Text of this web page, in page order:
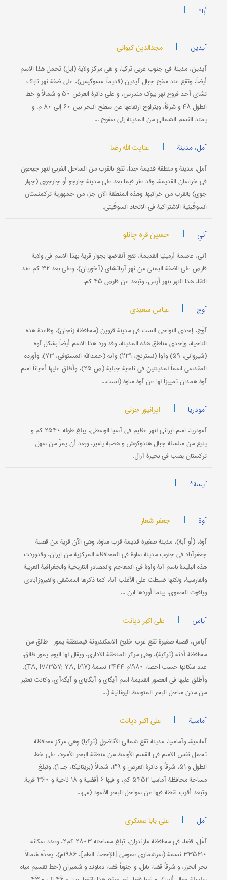
أبا* |
آیدین | مجدالدین کیواني
آیدین، مدینة في جنوب غربي ترکیا، و هي مرکز ولایة (ایل) تحمل هذا الاسم
أیضاً، وتقع عند سفح جبال آیدین (قدیماً: مسوگیس)، علی ضفة نهر تاباک
تشای أحد فروع نهر بیوک مندرس، و علی دائرة العرض ۵۰َ و شمالاً و خط
الطول ۴۸َ و شرقاً، ویتراوح ارتفاعها عن سطح البحر بین ۶۰ إلی ۸۰ م. و
یمتد القسم الشمالي من المدینة إلی سفوح ...
آمل، مدینة | عنایت الله رضا
آمل، مدینة و منطقة قدیمة جداً، تقع بالقرب من الساحل الغربي لنهر جیحون
في خراسان القدیمة، وقد عثر فیما بعد علی مدینة چارجو أو چارجوي (چهار
جوي) بالقرب من خرائبها. وهذه المنطقة الآن جزء من جمهوریة ترکمنستان
السوڤیتیة الاشتراکیة في الاتحاد السوڤیتي.
آني | حسین قره چانلو
آني، عاصمة أرمینیا القدیمة، تقع أنقاضها بجوار قریة بهذا الاسم في ولایة
قارص علی الضفة الیمنی من نهر آرباتشاي (آخوریان)، وعلی بعد ۳۲ کم عند
التقاء هذا النهر بنهر أرس، وتبعد عن قارص ۴۵ کم.
آوج | عباس سعیدي
آوَج، إحدی النواحي الست في مدینة قزوین (محافظة زنجان)، وقاعدة هذه
الناحیة، وإحدی مناطق هذه المدینة، وقد ورد هذا الاسم أیضاً بشکل آوه
(شیرواني، ۵۹) وآوا (لسترنج، ۲۳۱) وآبه (حمدالله المستوفي، ۷۳). وأورده
المقدسي اسماً لمدینتین في ناحیة جبلیة (ص ۲۵)، وأطلق علیها أحیاناً اسم
آوة همدان تمییزاً لها عن آوة ساوة (لست...
آمودریا | ایرانپور جزنی
آمودریا، اسم ایراني لنهر عظیم في آسیا الوسطی، یبلغ طوله ۲۵۴۰ کم و
ینبع من سلسلة جبال هندوکوش و هضبة پامیر، وبعد أن یمرّ من سهل
ترکستان یصب في بحیرة آرال.
آیسة* |
آوة | جعفر شعار
آوة، (أو آبة)، مدینة صغیرة قدیمة قرب ساوة، وهي الآن قریة من قصبة
جعفرآباد في جنوب مدینة ساوة في المحافظه المرکزیة من ایران، وقدوردت
هذه البلیدة باسم آبة وآوة في المعاجم والمصادر التاریخیة والجغرافیة العربیة
والفارسیة، ولکنها ضبطت علی الأغلب آبة، کما ذکرها الدمشقي والفیروزآبادي
ویاقوت الحموي. بینما أوردها ابن ...
آیاس | علی اکبر دیانت
آیاس، قصبة صغیرة تقع غرب خلیج الاسکندرونة فيمنطقة یمور – طالق من
محافظة أدنه (ترکیة)، وهي مرکز المنطقة الاداري، ویقال لها الیوم یمور طالق.
عدد سکانها حسب احصاء ۱۹۸۰م ۲۴۴۴ نسمة (TA, IV/۳۵۷; YA, I/۱۷).
وأطلق علیها في العصور القدیمة اسم آیگاي و آیگایاي و آیگه‌آي، وکانت تعتبر
من مدن ساحل البحر المتوسط الیونانیة (...
آماسیة | علی اکبر دیانت
آماسیة، وآماسیا، مدینة تقع شمالي الأناضول (ترکیا) وهي مرکز محافظة
تحمل نفس الاسم في القسم الأوسط من منطقة البحر الأسود، علی خط
الطول و ۵۱، شرقاً و دائرة العرض و ۳۹، شمالاً (بریتانیکا، جـ ۱). وتبلغ
مساحة محافظة آماسیا ۵۴۵۲ کم، و فیها ۶ أقضیة و ۱۸ ناحیة و ۳۶۰ قریة.
وتبعد أقرب نقطة فیها عن سواحل البحر الأسود (می...
آمل | علی بابا عسکری
آمُل، قضاء في محافظة مازندران، تبلغ مساحته ۲۸۰۳ کم۲، وعدد سکانه
۳۳۵۶۱۰ نسمة (سرشماري عمومي [الإحصاء العام]، ۱۹۸۶م)، یحدّه شمالاً
بحر الخزر، و شرقاً قضاء بابل، و جنوباً قضاء دماوند و شمیران (خط تقسیم میاه